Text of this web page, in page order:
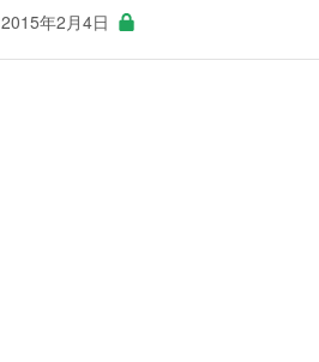
2015年2月4日